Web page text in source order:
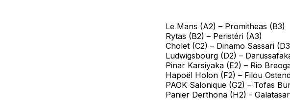
Le Mans (A2) – Promitheas (B3)
Rytas (B2) – Peristéri (A3)
Cholet (C2) – Dinamo Sassari
Ludwigsbourg (D2) –
Pinar Karsiyaka (E2) – Rio
Hapoël Holon (F2) – Filou
PAOK Salonique (G2) – Tofas
Panier Derthona (H2) -